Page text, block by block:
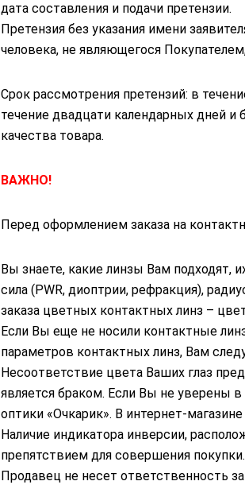
дата составления и подачи претензии.
Претензия без указания имени
человека, не являющегося
Срок рассмотрения претензий: в
течение двадцати календарных дней и
качества товара.
ВАЖНО!
Перед оформлением заказа на
Вы знаете, какие линзы Вам подходят,
сила (PWR, диоптрии, рефракция),
заказа цветных контактных линз –
Если Вы еще не носили контактные
параметров контактных линз, Вам
Несоответствие цвета Ваших глаз
является браком. Если Вы не уверены
оптики «Очкарик». В интернет-
Наличие индикатора инверсии,
препятствием для совершения покупки.
Продавец не несет ответственность